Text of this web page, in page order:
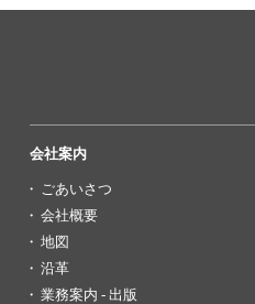
会社案内
ごあいさつ
会社概要
地図
沿革
業務案内 - 出版